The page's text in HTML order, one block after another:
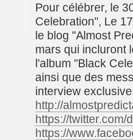
Pour célébrer, le
Celebration", Le
le blog "Almost
mars qui incluront
l'album "Black
ainsi que des
interview
http://
https://twitter.com/
https://